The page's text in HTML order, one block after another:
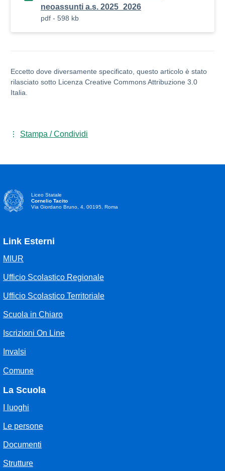
neoassunti a.s. 2025_2026
pdf - 598 kb
Eccetto dove diversamente specificato, questo articolo è stato
rilasciato sotto Licenza Creative Commons Attribuzione 3.0
Italia.
Stampa / Condividi
Liceo Statale
Cornelio Tacito
Via Giordano Bruno, 4, 00195, Roma
Link Esterni
MIUR
Ufficio Scolastico Regionale
Ufficio Scolastico Territoriale
Scuola in Chiaro
Iscrizioni On Line
Invalsi
Comune
La Scuola
I luoghi
Le persone
Documenti
Strutture